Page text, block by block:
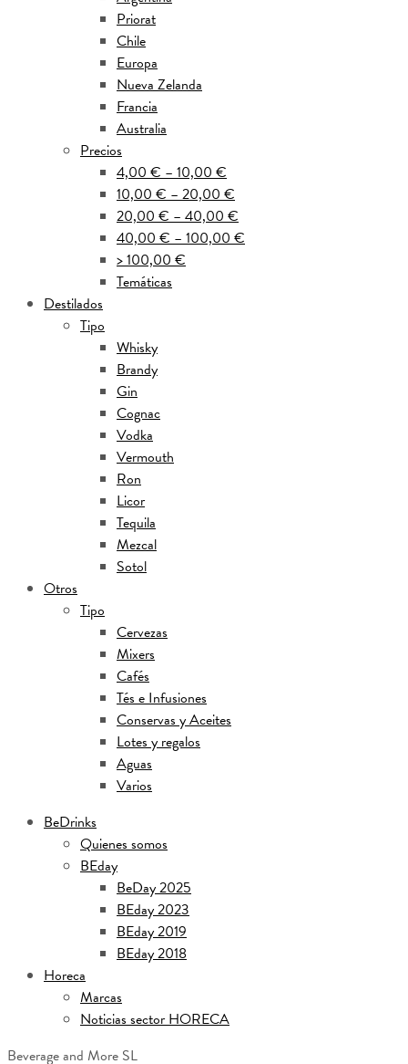
Priorat
Chile
Europa
Nueva Zelanda
Francia
Australia
Precios
4,00 € – 10,00 €
10,00 € – 20,00 €
20,00 € – 40,00 €
40,00 € – 100,00 €
> 100,00 €
Temáticas
Destilados
Tipo
Whisky
Brandy
Gin
Cognac
Vodka
Vermouth
Ron
Licor
Tequila
Mezcal
Sotol
Otros
Tipo
Cervezas
Mixers
Cafés
Tés e Infusiones
Conservas y Aceites
Lotes y regalos
Aguas
Varios
BeDrinks
Quienes somos
BEday
BeDay 2025
BEday 2023
BEday 2019
BEday 2018
Horeca
Marcas
Noticias sector HORECA
Beverage and More SL